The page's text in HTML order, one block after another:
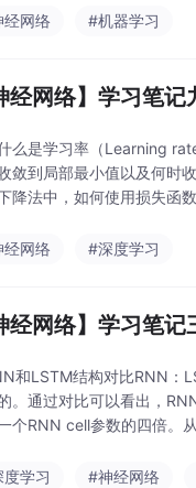
经网络
#机器学习
经网络】学习笔
么是学习率（Learning
敛到局部最小值以及何时
降法中，如何使用损失函
经网络 #深度学习
经网络】学习笔
和LSTM结构对比RNN：
。通过对比可以看出，
个RNN cell参数的四倍。
学习
#神经网络